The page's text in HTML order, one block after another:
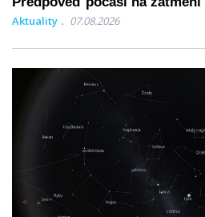
Aktuality 07.08.2026